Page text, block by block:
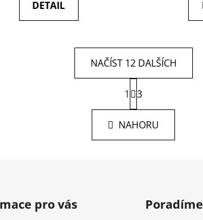
DETAIL
O
v
l
á
NAČÍST 12 DALŠÍCH
S
t
r
n
k
1 3
NAHORU
pro vás